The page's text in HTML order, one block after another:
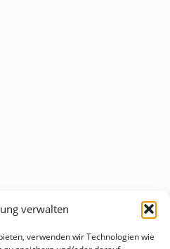
verwalten
verwenden wir Technologien wie